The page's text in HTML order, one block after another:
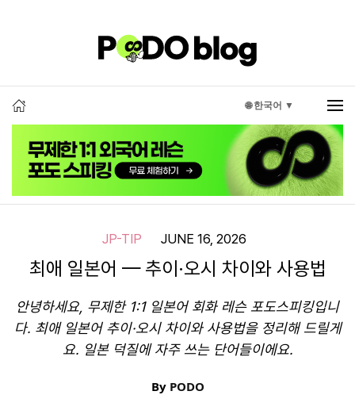
🌐 한국어 ▼
JP-TIP JUNE 16, 2026
최애 일본어 — 추이·오시 차이와 사용법
안녕하세요, 무제한 1:1 일본어 회화 레슨 포도스피킹입니
다. 최애 일본어 추이·오시 차이와 사용법을 정리해 드릴게
요. 일본 덕질에 자주 쓰는 단어들이에요.
By PODO